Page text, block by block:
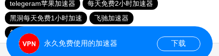
telegeram苹果加速器
每天免费2小时加速器
黑洞每天免费1小时加速
飞驰加速器
每天试用一小时加速器
永久免费使用的加速器 下载